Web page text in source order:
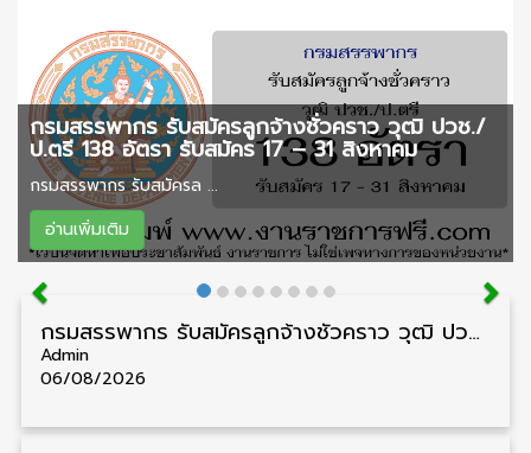
กรมสรรพากร รับสมัครลูกจ้างชั่วคราว วุฒิ ปวช./
ป.ตรี 138 อัตรา รับสมัคร 17 – 31 สิงหาคม
กรมสรรพากร รับสมัครล ...
อ่านเพิ่มเติม
กรมสรรพากร รับสมัครลูกจ้างชั่วคราว วุฒิ ปวช./ป.ตรี 138 อัตรา รับสมัคร 17 – 31 สิงหาคม
Admin
06/08/2026